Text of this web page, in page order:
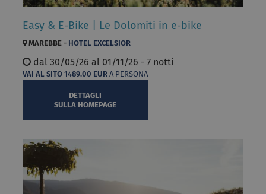
VAI AL SITO 1489.00 EURA PERSONA
DETTAGLI
SULLA HOMEPAGE
Easy & E-Bike | Le Dolomiti in e-bike
MAREBBE - HOTEL EXCELSIOR
dal 30/05/26 al 01/11/26 - 7 notti